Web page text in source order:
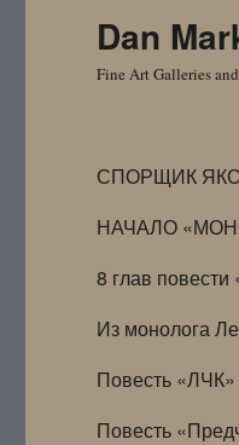
Dan
Fine Art Galleries
СПОРЩИК
НАЧАЛО
8 глав
Из монолога
Повесть
Повесть